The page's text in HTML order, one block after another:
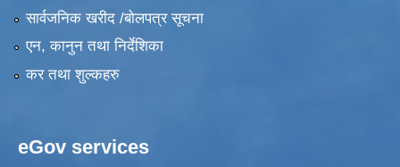
सार्वजनिक खरीद /बोलपत्र सूचना
एन, कानुन तथा निर्देशिका
कर तथा शुल्कहरु
eGov services